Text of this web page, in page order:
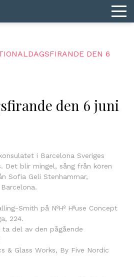
DEN 6
den 6 juni
i Barcelona Sveriges
Det blir mingel, sång från kören
Sofia Geli Stenhammar,
Smith på NºHº Hºuse Concept
224.
del av den pågående
& Glass Works, By Five Nordic